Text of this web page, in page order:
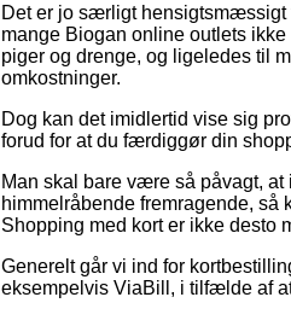
Det er jo særligt hensigtsmæssigt
mange Biogan online outlets
piger og drenge, og ligeledes til
omkostninger.
Dog kan det imidlertid vise sig
forud for at du færdiggør din
Man skal bare være så påvagt,
himmelråbende fremragende,
Shopping med kort er ikke desto
Generelt går vi ind for
eksempelvis ViaBill, i tilfælde af